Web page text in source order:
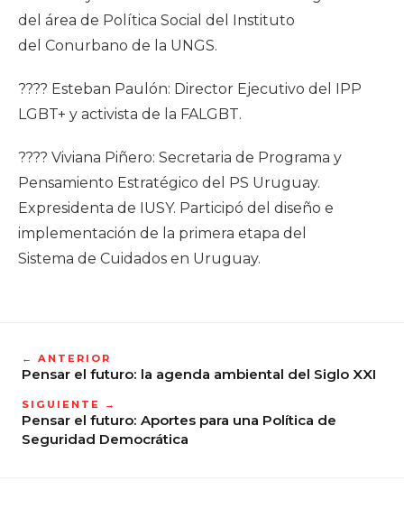
del área de Política Social del Instituto
del Conurbano de la UNGS.
???? Esteban Paulón: Director Ejecutivo del IPP
LGBT+ y activista de la FALGBT.
???? Viviana Piñero: Secretaria de Programa y
Pensamiento Estratégico del PS Uruguay.
Expresidenta de IUSY. Participó del diseño e
implementación de la primera etapa del
Sistema de Cuidados en Uruguay.
← ANTERIOR
Pensar el futuro: la agenda ambiental del Siglo XXI
SIGUIENTE →
Pensar el futuro: Aportes para una Política de
Seguridad Democrática